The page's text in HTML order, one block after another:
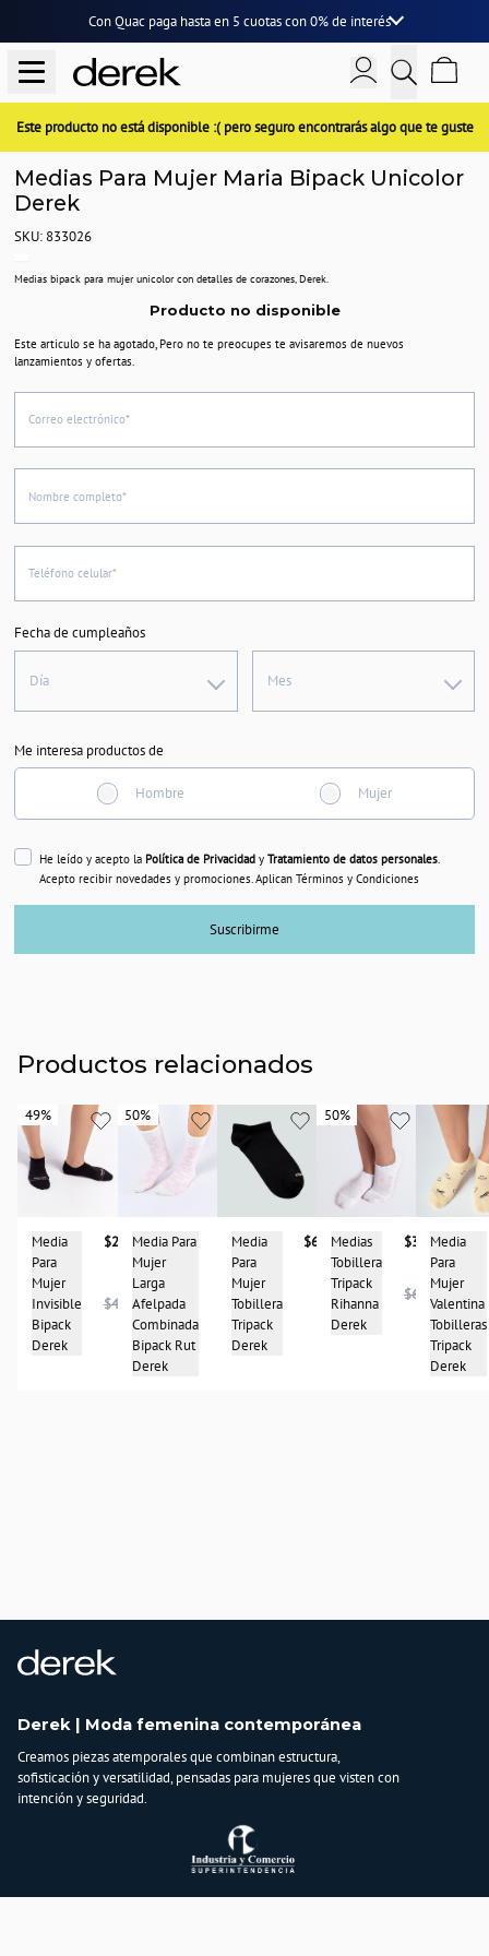
Con Quac paga hasta en 5 cuotascon0% de interés
Este producto no está disponible :( pero seguro encontrarás algo que te guste
Medias Para Mujer Maria Bipack Unicolor
Derek
SKU: 833026
Medias bipack para mujer unicolor con detalles de corazones, Derek.
Producto no disponible
Este articulo se ha agotado, Pero no te preocupes te avisaremos de nuevos
lanzamientos y ofertas.
Correo electrónico*
Nombre completo*
Teléfono celular*
Fecha de cumpleaños
Día Mes
Me interesa productos de
Hombre Mujer
He leído y acepto la Política de Privacidady Tratamiento de datos personales.
Acepto recibir novedades y promociones. Aplican Términos y Condiciones
Suscribirme
Productos relacionados
49%
49%
Media
Para
Mujer
Invisible
Bipack
Derek
$23.950
$46.950
50%
50%
Media Para
Mujer
Larga
Afelpada
Combinada
Bipack Rut
Derek
$21.950
$43.950
Media
Para
Mujer
Tobillera
Tripack
Derek
$67.900
50%
50%
Medias
Tobillera
Tripack
Rihanna
Derek
$32.950
$65.950
Media
Para
Mujer
Valentina
Tobilleras
Tripack
Derek
Derek | Moda femenina contemporánea
Creamos piezas atemporales que combinan estructura,
sofisticación y versatilidad, pensadas para mujeres que visten con
intención y seguridad.